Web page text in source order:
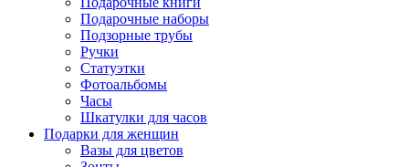
Подарочные наборы
Подзорные трубы
Ручки
Статуэтки
Фотоальбомы
Часы
Шкатулки для часов
Подарки для женщин
Вазы для цветов